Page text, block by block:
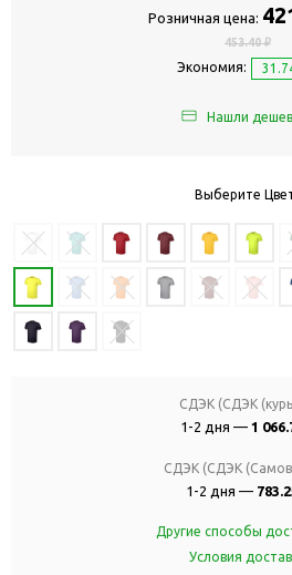
Розничная цена:
453.40 ₽
Экономия:
Нашли
Выберите
СДЭК (СДЭК
1-2 дня — 1
СДЭК (СДЭК
1-2 дня —
Другие способы
Условия